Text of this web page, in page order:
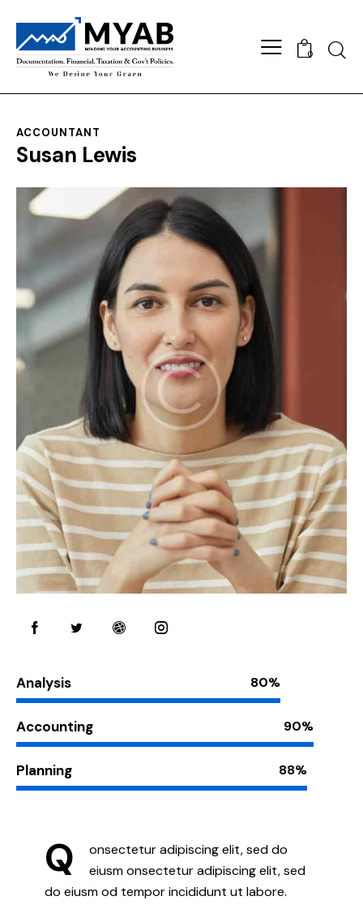
0
ACCOUNTANT
Susan Lewis
Analysis 80%
Accounting 90%
Planning 88%
Q
onsectetur adipiscing elit, sed do
eiusm onsectetur adipiscing elit, sed
do eiusm od tempor incididunt ut labore.